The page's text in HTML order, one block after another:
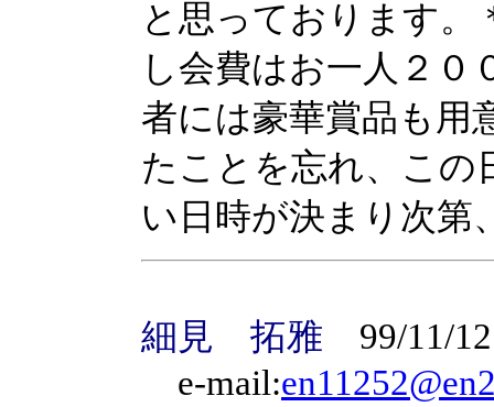
と思っております。
し会費はお一人２０
者には豪華賞品も用
たことを忘れ、この
い日時が決まり次第
細見 拓雅 99/11/
e-mail: